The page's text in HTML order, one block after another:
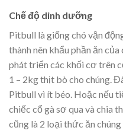
Chế độ dinh dưỡng
Pitbull là giống chó vận
thành nên khẩu phần ăn
phát triển các khối cơ trên
1 – 2kg thịt bò cho chúng.
Pitbull vì ít béo. Hoặc nếu
chiếc cổ gà sơ qua và chia
cũng là 2 loại thức ăn